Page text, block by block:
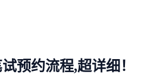
预约流程,超详细！